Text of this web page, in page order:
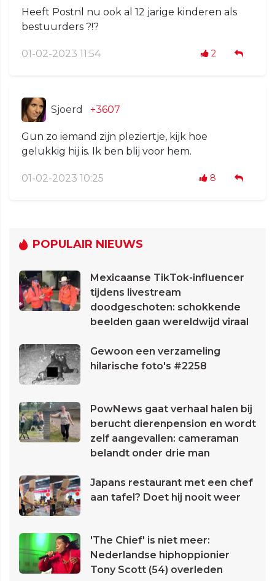
Heeft Postnl nu ook al 12 jarige kinderen als
bestuurders ?!?
01-02-2023 11:54 2
Sjoerd +3607
Gun zo iemand zijn pleziertje, kijk hoe
gelukkig hij is. Ik ben blij voor hem.
01-02-2023 10:25 8
POPULAIR NIEUWS
Mexicaanse TikTok-influencer
tijdens livestream
doodgeschoten: schokkende
beelden gaan wereldwijd viraal
Gewoon een verzameling
hilarische foto's #2258
PowNews gaat verhaal halen bij
berucht dierenpension en wordt
zelf aangevallen: cameraman
belandt onder drie man
Japans restaurant met een chef
aan tafel? Doet hij nooit weer
'The Chief' is niet meer:
Nederlandse hiphoppionier
Tony Scott (54) overleden